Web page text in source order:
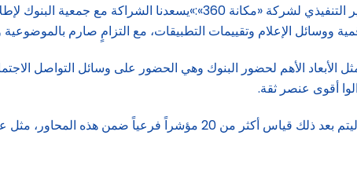
من جانبه، قال عبدالرحمن الحسامي، المدير التنفيذي لشركة
ووسائل الإعلام وتقييمات التطبيقات، مع التزامٍ صارم بالموضوعية
أقوى عنصر ثقة.
وتُمنح كل ركيزة وزناً نسبياً يعكس أهميتها، ليتم بعد ذلك